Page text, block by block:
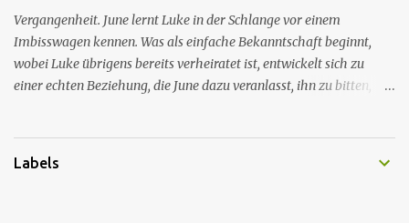
des versprochenen Scrabble-Spiels fragt June Fred nach der
Bedeutung des lat...
Vergangenheit. June lernt Luke in der Schlange vor einem
Imbisswagen kennen. Was als einfache Bekanntschaft beginnt,
wobei Luke übrigens bereits verheiratet ist, entwickelt sich zu
einer echten Beziehung, die June dazu veranlasst, ihn zu bitten,
aus dem Exil zurückgekehrt ist und nun die Magd Distephen ist.
Labels